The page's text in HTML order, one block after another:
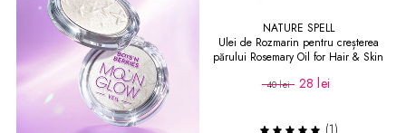
NATURE SPELL
Ulei de Rozmarin pentru creșterea
părului Rosemary Oil for Hair & Skin
40 lei 28 lei